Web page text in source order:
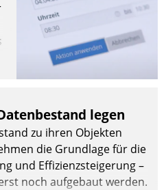
legen
zu ihren Objekten
die Grundlage für die
und Effizienzsteigerung –
noch aufgebaut werden.